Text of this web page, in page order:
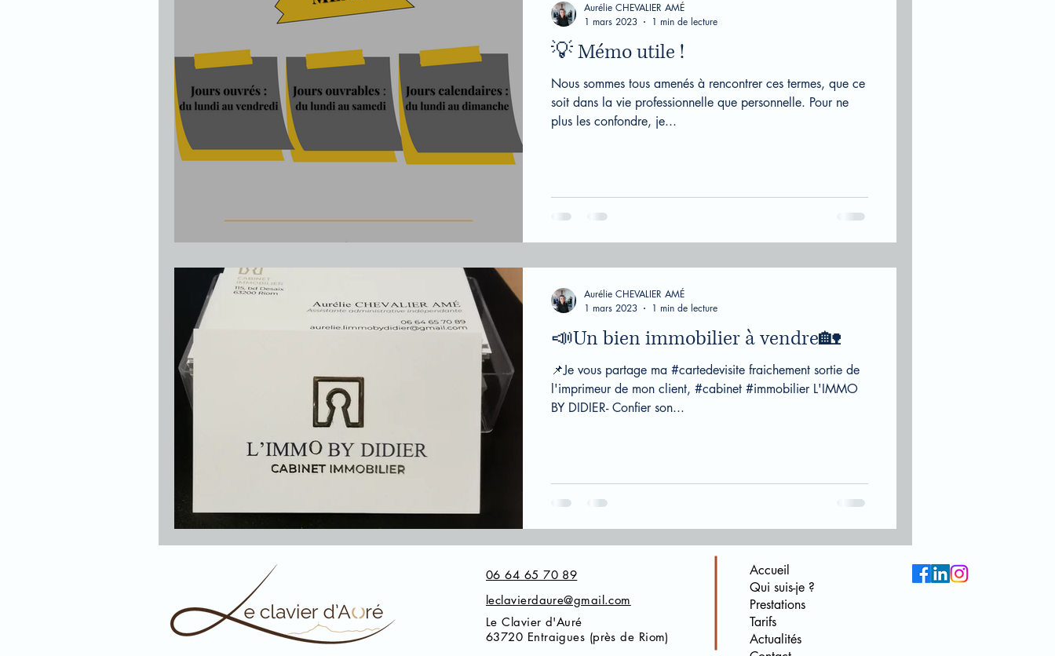
💡 Mémo utile !
Nous sommes tous amenés à rencontrer ces termes, que ce
soit dans la vie professionnelle que personnelle. Pour ne
plus les confondre, je...
Aurélie CHEVALIER AMÉ
1 mars 2023
1 min de lecture
📣Un bien immobilier à vendre🏡
📌Je vous partage ma #cartedevisite fraichement sortie de
l'imprimeur de mon client, #cabinet #immobilier L'IMMO
BY DIDIER- Confier son...
Aurélie CHEVALIER AMÉ
1 mars 2023
1 min de lecture
06 64 65 70 89
leclavierdaure@gmail.com
Le Clavier d'Auré
63720 Entraigues (près de Riom)
Accueil
Qui suis-je ?
Prestations
Tarifs
Actualités